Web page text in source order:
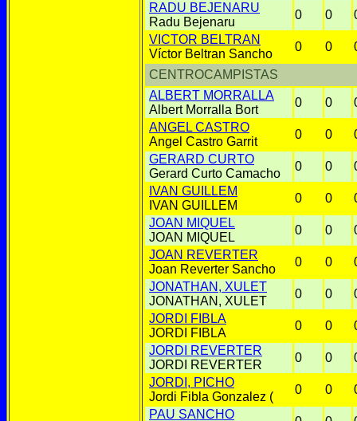
RADU BEJENARU
Radu Bejenaru
0 0
VICTOR BELTRAN
Víctor Beltran Sancho
0 0
CENTROCAMPISTAS
ALBERT MORRALLA
Albert Morralla Bort
0 0
ANGEL CASTRO
Angel Castro Garrit
0 0
GERARD CURTO
Gerard Curto Camacho
0 0
IVAN GUILLEM
IVAN GUILLEM
0 0
JOAN MIQUEL
JOAN MIQUEL
0 0
JOAN REVERTER
Joan Reverter Sancho
0 0
JONATHAN, XULET
JONATHAN, XULET
0 0
JORDI FIBLA
JORDI FIBLA
0 0
JORDI REVERTER
JORDI REVERTER
0 0
JORDI, PICHO
Jordi Fibla Gonzalez (
0 0
PAU SANCHO